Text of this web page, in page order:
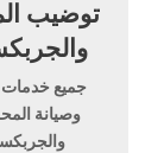
توضيب
جميع خدمات
وصيانة